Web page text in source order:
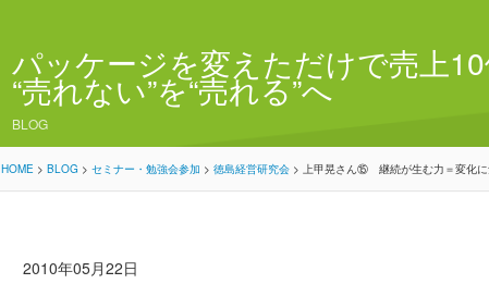
パッケージを変えただけで売上
“売れない”を“売れる”へ
BLOG
HOME > BLOG > セミナー・勉強会参加 > 徳島経営研究会 > 上甲晃さん⑮ 継続が生む力＝変化に
2010年05月22日